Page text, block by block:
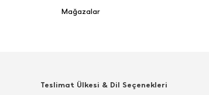
Mağazalar
Teslimat Ülkesi & Dil Seçenekleri